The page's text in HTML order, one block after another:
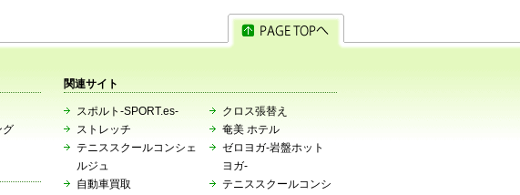
グ
関連サイト
スポルト-SPORT.es-
ストレッチ
テニススクールコンシェ
ルジュ
自動車買取
クロス張替え
奄美 ホテル
ゼロヨガ-岩盤ホット
ヨガ-
テニススクールコンシ